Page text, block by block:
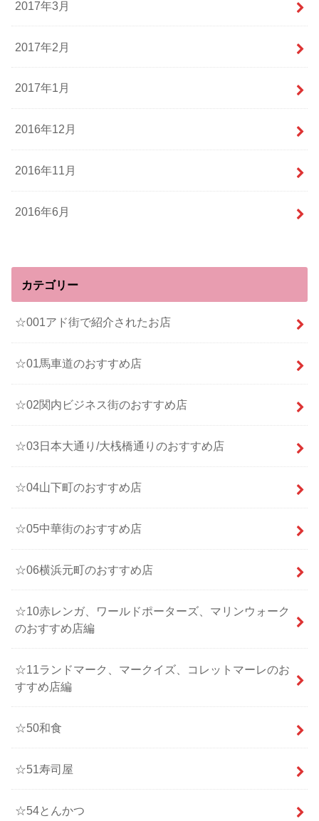
2017年3月
2017年2月
2017年1月
2016年12月
2016年11月
2016年6月
カテゴリー
☆001アド街で紹介されたお店
☆01馬車道のおすすめ店
☆02関内ビジネス街のおすすめ店
☆03日本大通り/大桟橋通りのおすすめ店
☆04山下町のおすすめ店
☆05中華街のおすすめ店
☆06横浜元町のおすすめ店
☆10赤レンガ、ワールドポーターズ、マリンウォーク
のおすすめ店編
☆11ランドマーク、マークイズ、コレットマーレのお
すすめ店編
☆50和食
☆51寿司屋
☆54とんかつ